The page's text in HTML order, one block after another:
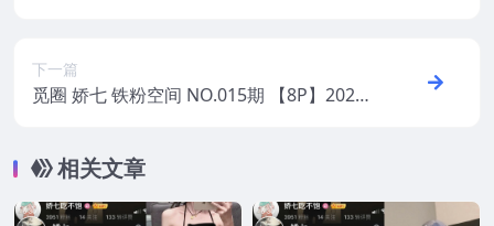
下一篇
觅圈 娇七 铁粉空间 NO.015期 【8P】2025
相关文章